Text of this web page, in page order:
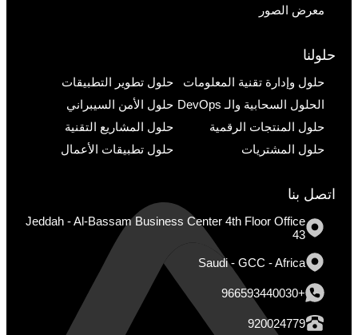
معرض الصور
حلولنا
حلول وإدارة تقنية المعلومات
حلول تطوير التطبيقات
الحلول السحابية والـ DevOps
حلول الأمن السيبراني
حلول المنتجات الرقمية
حلول المشاريع التقنية
حلول المشتريات
حلول تطبيقات الأعمال
اتصل بنا
Jeddah - Al-Bassam Business Center 4th Floor Office
43
Saudi - GCC - Africa
+966593440030
920024779